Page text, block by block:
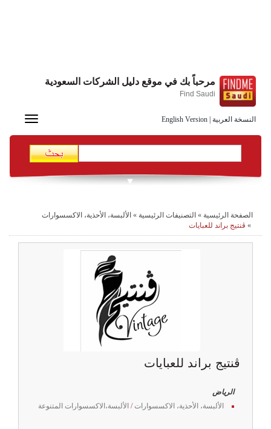
النسخة العربية English Version
مرحباً بك في موقع دليل الشركات السعودية
Find Saudi
Toggle
الصفحة الرئيسية » التصنيفات الرئيسية » الألبسة، الأحذية، الاكسسوارات
» ڤنتيج براند للعبايات
ڤنتيج براند للعبايات
الرياض
الألبسة، الأحذية، الاكسسوارات/ الألبسة،الاكسسوارات المتنوعة